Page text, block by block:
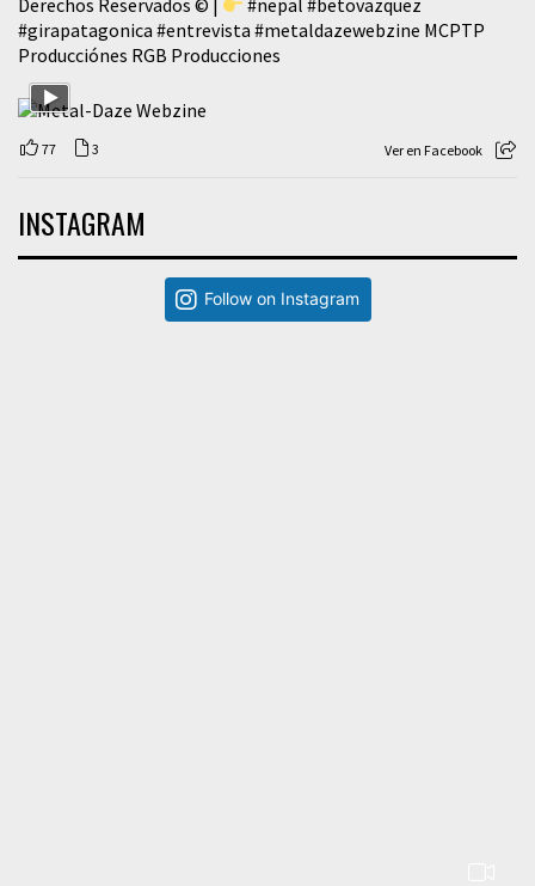
Derechos Reservados © | #nepal #betovazquez
#girapatagonica #entrevista #metaldazewebzine MCPTP
Producciónes RGB Producciones
77 3 Ver en Facebook
INSTAGRAM
Follow on Instagram